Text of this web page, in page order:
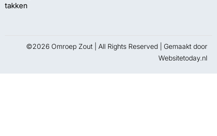
takken
©2026 Omroep Zout | All Rights Reserved | Gemaakt door
Websitetoday.nl